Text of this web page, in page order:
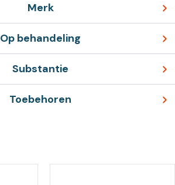
Merk
Op behandeling
Substantie
Toebehoren